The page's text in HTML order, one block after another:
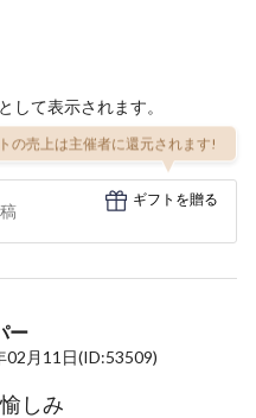
して表示されます。
の売上は主催者に還元されます!
ギフトを贈る
ー
02月11日(ID:53509)
しみ